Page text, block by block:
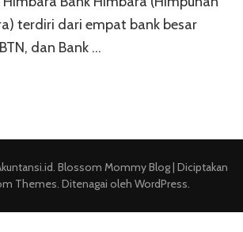
terdiri dari empat bank besar
dan Bank …
. Blossom Mommy Blog | Diciptakan
Themes. Ditenagai oleh WordPress.